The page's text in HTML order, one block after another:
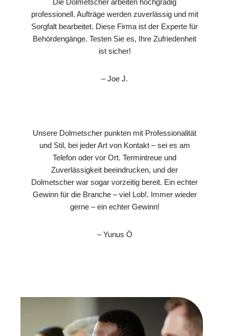
Die Dolmetscher arbeiten hochgradig
professionell. Aufträge werden zuverlässig und mit
Sorgfalt bearbeitet. Diese Firma ist der Experte für
Behördengänge. Testen Sie es, Ihre Zufriedenheit
ist sicher!
– Joe J.
Unsere Dolmetscher punkten mit Professionalität
und Stil, bei jeder Art von Kontakt – sei es am
Telefon oder vor Ort. Termintreue und
Zuverlässigkeit beeindrucken, und der
Dolmetscher war sogar vorzeitig bereit. Ein echter
Gewinn für die Branche – viel Lob!. Immer wieder
gerne – ein echter Gewinn!
– Yunus Ö